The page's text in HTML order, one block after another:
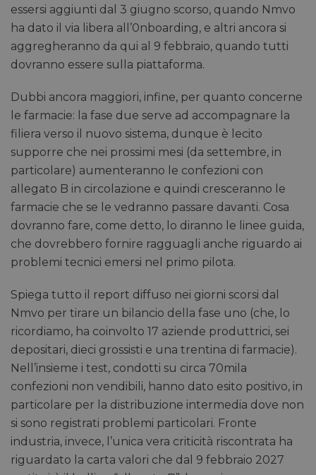
essersi aggiunti dal 3 giugno scorso, quando Nmvo
ha dato il via libera all’0nboarding, e altri ancora si
aggregheranno da qui al 9 febbraio, quando tutti
dovranno essere sulla piattaforma.
Dubbi ancora maggiori, infine, per quanto concerne
le farmacie: la fase due serve ad accompagnare la
filiera verso il nuovo sistema, dunque è lecito
supporre che nei prossimi mesi (da settembre, in
particolare) aumenteranno le confezioni con
allegato B in circolazione e quindi cresceranno le
farmacie che se le vedranno passare davanti. Cosa
dovranno fare, come detto, lo diranno le linee guida,
che dovrebbero fornire ragguagli anche riguardo ai
problemi tecnici emersi nel primo pilota.
Spiega tutto il report diffuso nei giorni scorsi dal
Nmvo per tirare un bilancio della fase uno (che, lo
ricordiamo, ha coinvolto 17 aziende produttrici, sei
depositari, dieci grossisti e una trentina di farmacie).
Nell’insieme i test, condotti su circa 70mila
confezioni non vendibili, hanno dato esito positivo, in
particolare per la distribuzione intermedia dove non
si sono registrati problemi particolari. Fronte
industria, invece, l’unica vera criticità riscontrata ha
riguardato la carta valori che dal 9 febbraio 2027